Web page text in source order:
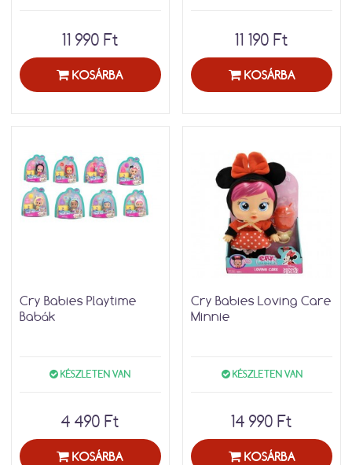
11 990 Ft
KOSÁRBA
11 190 Ft
KOSÁRBA
Cry Babies Playtime
Babák
KÉSZLETEN VAN
4 490 Ft
KOSÁRBA
Cry Babies Loving Care
Minnie
KÉSZLETEN VAN
14 990 Ft
KOSÁRBA